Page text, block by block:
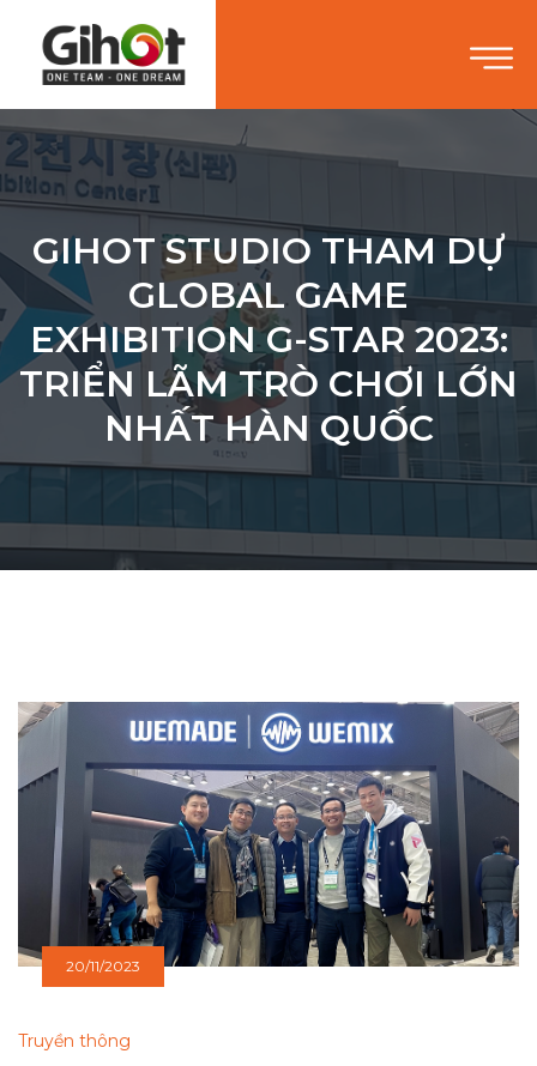
GIHOT STUDIO THAM DỰ
GLOBAL GAME
EXHIBITION G-STAR 2023:
TRIỂN LÃM TRÒ CHƠI LỚN
NHẤT HÀN QUỐC
20/11/2023
Truyền thông